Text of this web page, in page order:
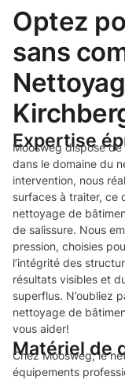
Optez
sans
Expertise
Moosweg dispose
dans le domaine du
intervention, nous
surfaces à traiter, ce
nettoyage de
de salissure. Nous
pression, choisies
l’intégrité des
résultats visibles et
superflus. N’oubliez
nettoyage de
vous aider!
Matériel de
Chez Moosweg, le
équipements